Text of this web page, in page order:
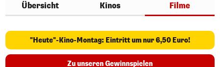
Übersicht Kinos Filme
"Heute"-Kino-Montag: Eintritt um nur 6,50 Euro!
Zu unseren Gewinnspielen